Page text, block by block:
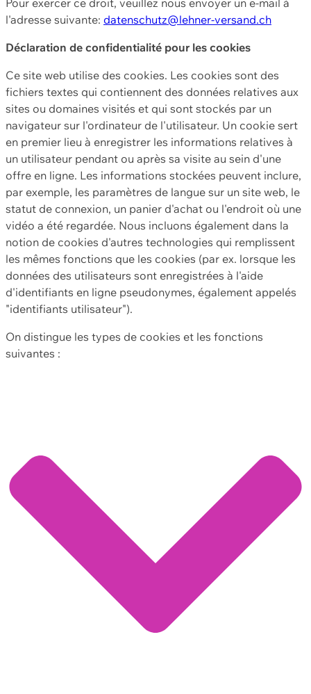
l'adresse suivante: datenschutz@lehner-versand.ch
Déclaration de confidentialité pour les cookies
Ce site web utilise des cookies. Les cookies sont des
fichiers textes qui contiennent des données relatives aux
sites ou domaines visités et qui sont stockés par un
navigateur sur l'ordinateur de l'utilisateur. Un cookie sert
en premier lieu à enregistrer les informations relatives à
un utilisateur pendant ou après sa visite au sein d'une
offre en ligne. Les informations stockées peuvent inclure,
par exemple, les paramètres de langue sur un site web, le
statut de connexion, un panier d'achat ou l'endroit où une
vidéo a été regardée. Nous incluons également dans la
notion de cookies d'autres technologies qui remplissent
les mêmes fonctions que les cookies (par ex. lorsque les
données des utilisateurs sont enregistrées à l'aide
d'identifiants en ligne pseudonymes, également appelés
"identifiants utilisateur").
On distingue les types de cookies et les fonctions
suivantes :